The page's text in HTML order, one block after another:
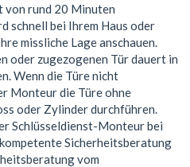
von rund 20 Minuten
schnell bei Ihrem Haus oder
missliche Lage anschauen.
oder zugezogenen Tür dauert in
Wenn die Türe nicht
Monteur die Türe ohne
oder Zylinder durchführen.
Schlüsseldienst-Monteur bei
Sicherheitsberatung
vom